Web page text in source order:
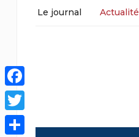
Le journal Actualité
Facebook
Twitter